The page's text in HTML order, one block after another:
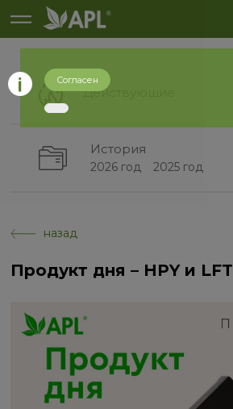
Действующие
История
2026 год 2025 год
назад
Продукт дня – HPY и LFT
Согласен